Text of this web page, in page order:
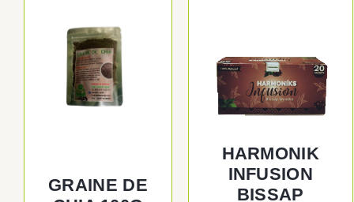
GRAINE DE
HARMONIK
INFUSION
BISSAP